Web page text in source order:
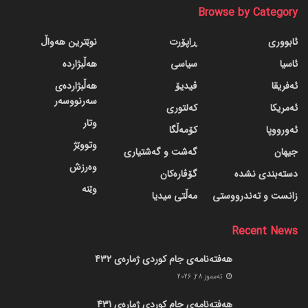
Browse by Category
ئابووری
ئاسیا
ئەفریقا
ئەمریکا
ئەورووپا
جیهان
دسته‌بندی نشده
زانست و تەندرووستی
ڕاپۆرت
سیاسی
ڤیدیۆ
کەلتوری
کۆمەڵگا
گه‌شت و گه‌شتیاری
گۆڤاره‌کان
مەڵتی میدیا
نوێترین هەواڵ
هەڵبژاردە
هەڵبژاردەی
سەرنووسەر
وتار
وتووێژ
وەرزش
وێنە
Recent News
هەفتەنامەی جام کوردی ژمارەی 432
ته‌مموز 28, 2026
هەفتەنامەی جام کوردی ژمارەی 431